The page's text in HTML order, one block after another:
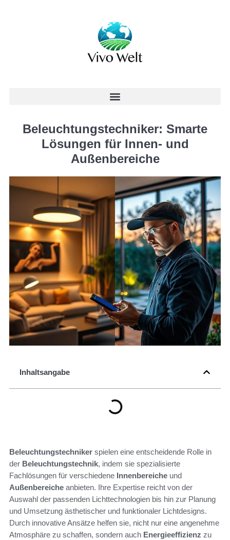
Beleuchtungstechniker: Smarte
Lösungen für Innen- und
Außenbereiche
Inhaltsangabe
Beleuchtungstechniker spielen eine entscheidende Rolle in
der Beleuchtungstechnik, indem sie spezialisierte
Fachlösungen für verschiedene Innenbereiche und
Außenbereiche anbieten. Ihre Expertise reicht von der
Auswahl der passenden Lichttechnologien bis hin zur Planung
und Umsetzung ästhetischer und funktionaler Lichtdesigns.
Durch innovative Ansätze helfen sie, nicht nur eine angenehme
Atmosphäre zu schaffen, sondern auch Energieeffizienz zu